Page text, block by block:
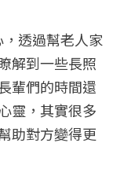
透過幫老人家
解到一些長照
輩們的時間還
靈，其實很多
助對方變得更